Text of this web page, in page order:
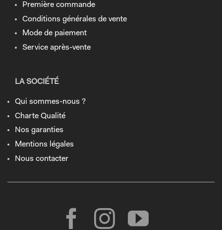
Première commande
Conditions générales de vente
Mode de paiement
Service après-vente
LA SOCIÉTÉ
Qui sommes-nous ?
Charte Qualité
Nos garanties
Mentions légales
Nous contacter